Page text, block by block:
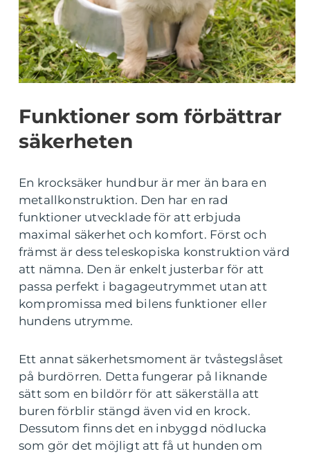
Funktioner som förbättrar
säkerheten
En krocksäker hundbur är mer än bara en
metallkonstruktion. Den har en rad
funktioner utvecklade för att erbjuda
maximal säkerhet och komfort. Först och
främst är dess teleskopiska konstruktion värd
att nämna. Den är enkelt justerbar för att
passa perfekt i bagageutrymmet utan att
kompromissa med bilens funktioner eller
hundens utrymme.
Ett annat säkerhetsmoment är tvåstegslåset
på burdörren. Detta fungerar på liknande
sätt som en bildörr för att säkerställa att
buren förblir stängd även vid en krock.
Dessutom finns det en inbyggd nödlucka
som gör det möjligt att få ut hunden om